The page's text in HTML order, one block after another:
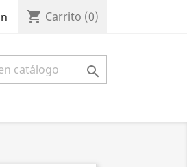
shopping_cart Carrito (0)
